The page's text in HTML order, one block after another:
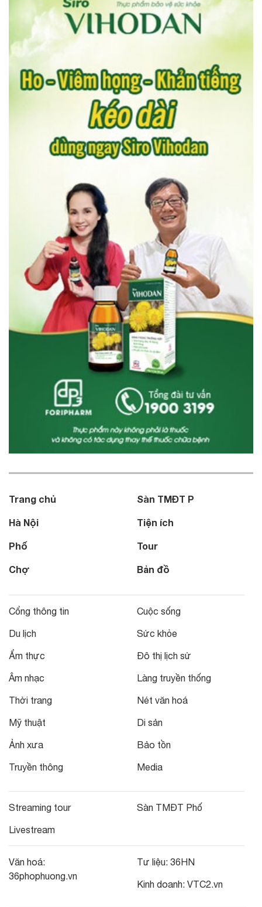
Trang chủ
Hà Nội
Phố
Chợ
Sàn TMĐT P
Tiện ích
Tour
Bản đồ
Cổng thông tin
Du lịch
Ẩm thực
Âm nhạc
Thời trang
Mỹ thuật
Ảnh xưa
Truyền thông
Cuộc sống
Sức khỏe
Đô thị lịch sử
Làng truyền thống
Nét văn hoá
Di sản
Bảo tồn
Media
Streaming tour
Livestream
Sàn TMĐT Phố
Văn hoá:
36phophuong.vn
Tư liệu: 36HN
Kinh doanh: VTC2.vn